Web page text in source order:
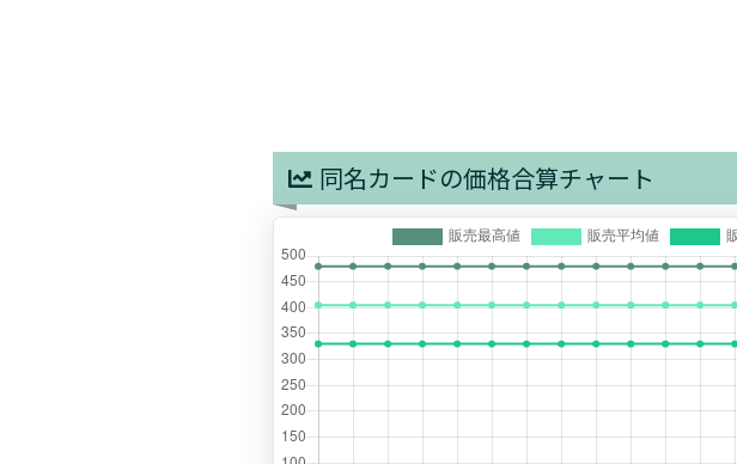
同名カードの価格合算チャート